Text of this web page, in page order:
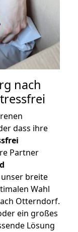
nach
dass ihre
Partner
breite
Wahl
Otterndorf.
ein großes
Lösung